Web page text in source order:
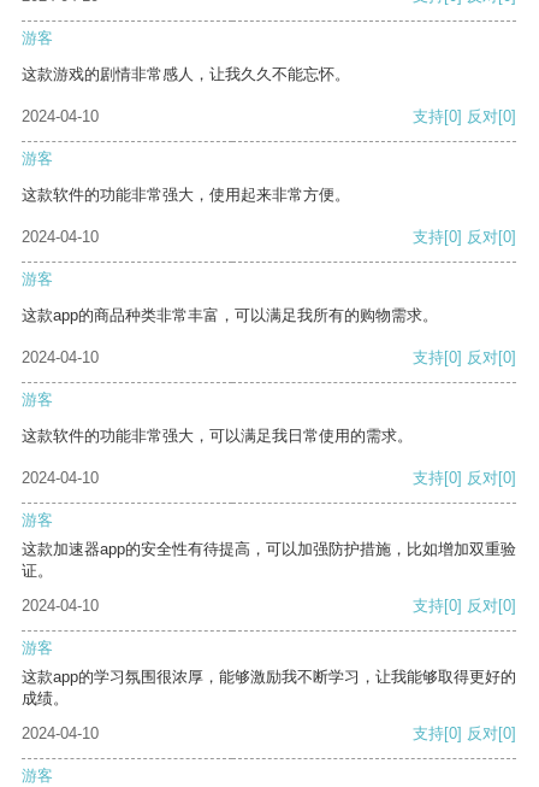
游客
这款游戏的剧情非常感人，让我久久不能忘怀。
2024-04-10 支持[0] 反对[0]
游客
这款软件的功能非常强大，使用起来非常方便。
2024-04-10 支持[0] 反对[0]
游客
这款app的商品种类非常丰富，可以满足我所有的购物需求。
2024-04-10 支持[0] 反对[0]
游客
这款软件的功能非常强大，可以满足我日常使用的需求。
2024-04-10 支持[0] 反对[0]
游客
这款加速器app的安全性有待提高，可以加强防护措施，比如增加双重验
证。
2024-04-10
支持[0] 反对[0]
游客
这款app的学习氛围很浓厚，能够激励我不断学习，让我能够取得更好的
成绩。
2024-04-10
支持[0] 反对[0]
游客